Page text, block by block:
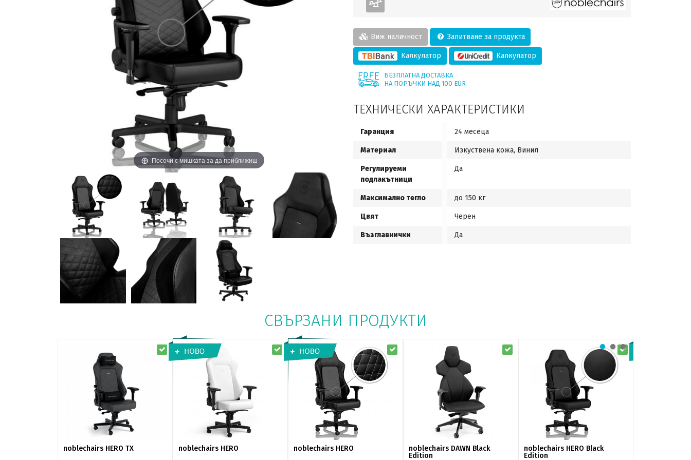
Посочи с мишката за да приближиш
Виж наличност Запитване за продукта
Калкулатор Калкулатор
БЕЗПЛАТНА ДОСТАВКА
НА ПОРЪЧКИ НАД 100 EUR
ТЕХНИЧЕСКИ ХАРАКТЕРИСТИКИ
Гаранция 24 месеца
Материал Изкуствена кожа, Винил
Регулируеми
подлакътници
Да
Максимално тегло до 150 кг
Цвят Черен
Възглавнички Да
СВЪРЗАНИ ПРОДУКТИ
noblechairs HERO TX noblechairs HERO noblechairs HERO
noblechairs DAWN Black
Edition
noblechairs HERO Black
Edition